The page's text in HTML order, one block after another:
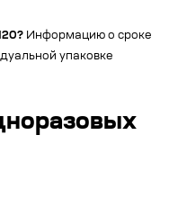
Информацию о сроке
упаковке